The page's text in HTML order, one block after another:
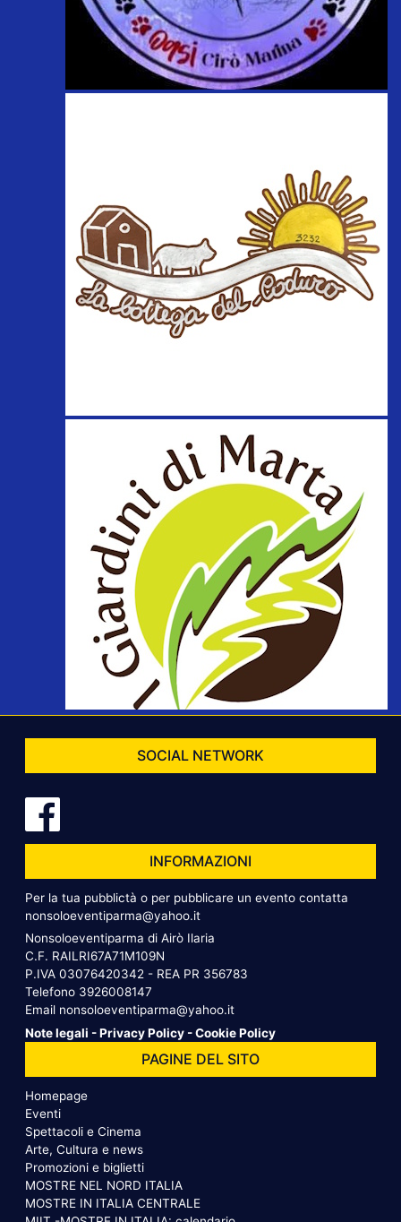
SOCIAL NETWORK
INFORMAZIONI
Per la tua pubblictà o per pubblicare un evento contatta
nonsoloeventiparma@yahoo.it
Nonsoloeventiparma di Airò Ilaria
C.F. RAILRI67A71M109N
P.IVA 03076420342 - REA PR 356783
Telefono 3926008147
Email nonsoloeventiparma@yahoo.it
Note legali -Privacy Policy -Cookie Policy
PAGINE DEL SITO
Homepage
Eventi
Spettacoli e Cinema
Arte, Cultura e news
Promozioni e biglietti
MOSTRE NEL NORD ITALIA
MOSTRE IN ITALIA CENTRALE